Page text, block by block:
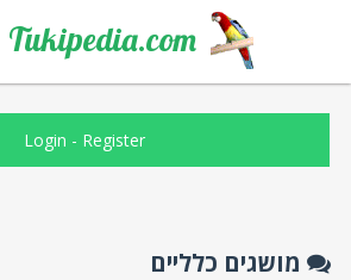
Tukipedia.com
Login - Register
מושגים כלליים